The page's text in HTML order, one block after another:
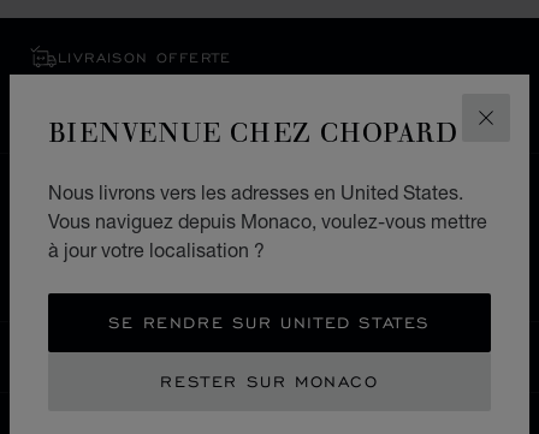
BIENVENUE CHEZ CHOPARD
Nous livrons vers les adresses en United States.
Vous naviguez depuis Monaco, voulez-vous mettre
à jour votre localisation ?
SE RENDRE SUR UNITED STATES
RESTER SUR MONACO
LIVRAISON OFFERTE
ACCUEIL LOCALISER UNE BOUTIQUE
TOUTES LES BOUTIQUES EUROPE
MONACO